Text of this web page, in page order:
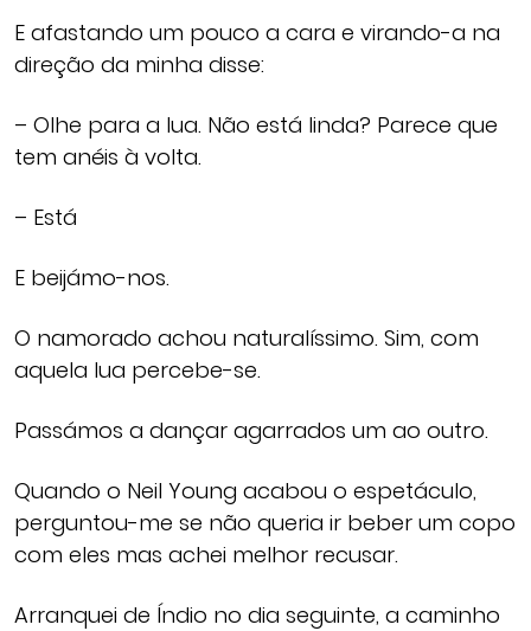
E afastando um pouco a cara e virando-a na
direção da minha disse:
– Olhe para a lua. Não está linda? Parece que
tem anéis à volta.
– Está
E beijámo-nos.
O namorado achou naturalíssimo. Sim, com
aquela lua percebe-se.
Passámos a dançar agarrados um ao outro.
Quando o Neil Young acabou o espetáculo,
perguntou-me se não queria ir beber um copo
com eles mas achei melhor recusar.
Arranquei de Índio no dia seguinte, a caminho